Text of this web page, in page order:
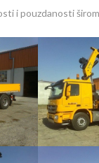
i pouzdanosti